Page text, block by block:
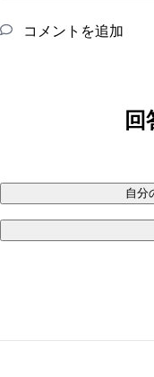
コメントを追加
回
自分